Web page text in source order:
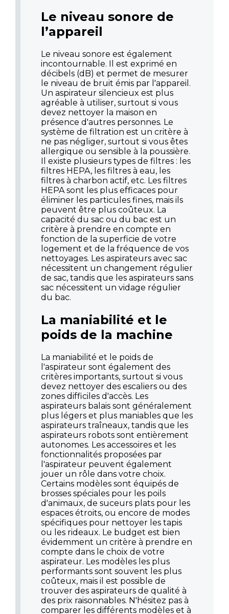
Le niveau sonore de
l’appareil
Le niveau sonore est également
incontournable. Il est exprimé en
décibels (dB) et permet de mesurer
le niveau de bruit émis par l'appareil.
Un aspirateur silencieux est plus
agréable à utiliser, surtout si vous
devez nettoyer la maison en
présence d'autres personnes. Le
système de filtration est un critère à
ne pas négliger, surtout si vous êtes
allergique ou sensible à la poussière.
Il existe plusieurs types de filtres : les
filtres HEPA, les filtres à eau, les
filtres à charbon actif, etc. Les filtres
HEPA sont les plus efficaces pour
éliminer les particules fines, mais ils
peuvent être plus coûteux. La
capacité du sac ou du bac est un
critère à prendre en compte en
fonction de la superficie de votre
logement et de la fréquence de vos
nettoyages. Les aspirateurs avec sac
nécessitent un changement régulier
de sac, tandis que les aspirateurs sans
sac nécessitent un vidage régulier
du bac.
La maniabilité et le
poids de la machine
La maniabilité et le poids de
l'aspirateur sont également des
critères importants, surtout si vous
devez nettoyer des escaliers ou des
zones difficiles d'accès. Les
aspirateurs balais sont généralement
plus légers et plus maniables que les
aspirateurs traîneaux, tandis que les
aspirateurs robots sont entièrement
autonomes. Les accessoires et les
fonctionnalités proposées par
l'aspirateur peuvent également
jouer un rôle dans votre choix.
Certains modèles sont équipés de
brosses spéciales pour les poils
d'animaux, de suceurs plats pour les
espaces étroits, ou encore de modes
spécifiques pour nettoyer les tapis
ou les rideaux. Le budget est bien
évidemment un critère à prendre en
compte dans le choix de votre
aspirateur. Les modèles les plus
performants sont souvent les plus
coûteux, mais il est possible de
trouver des aspirateurs de qualité à
des prix raisonnables. N'hésitez pas à
comparer les différents modèles et à